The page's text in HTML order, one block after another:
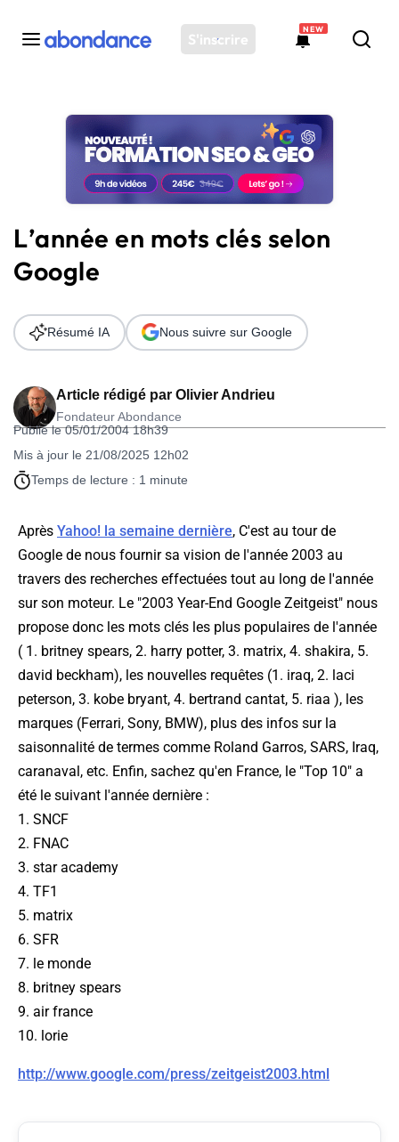
S'inscrire
NEW
Toutes les actus
Actus SEO
Plateforme
Solutions
Ressources
Audit SEO
L’année en mots clés selon
Google
Article rédigé par Olivier Andrieu
Fondateur Abondance
Publié le 05/01/2004 18h39
Mis à jour le 21/08/2025 12h02
Temps de lecture : 1 minute
Résumé IA Nous suivre sur Google
Après Yahoo! la semaine dernière, C'est au tour de
Google de nous fournir sa vision de l'année 2003 au
travers des recherches effectuées tout au long de l'année
sur son moteur. Le "2003 Year-End Google Zeitgeist" nous
propose donc les mots clés les plus populaires de l'année
( 1. britney spears, 2. harry potter, 3. matrix, 4. shakira, 5.
david beckham), les nouvelles requêtes (1. iraq, 2. laci
peterson, 3. kobe bryant, 4. bertrand cantat, 5. riaa ), les
marques (Ferrari, Sony, BMW), plus des infos sur la
saisonnalité de termes comme Roland Garros, SARS, Iraq,
caranaval, etc. Enfin, sachez qu'en France, le "Top 10" a
été le suivant l'année dernière :
1. SNCF
2. FNAC
3. star academy
4. TF1
5. matrix
6. SFR
7. le monde
8. britney spears
9. air france
10. lorie
http://www.google.com/press/zeitgeist2003.html